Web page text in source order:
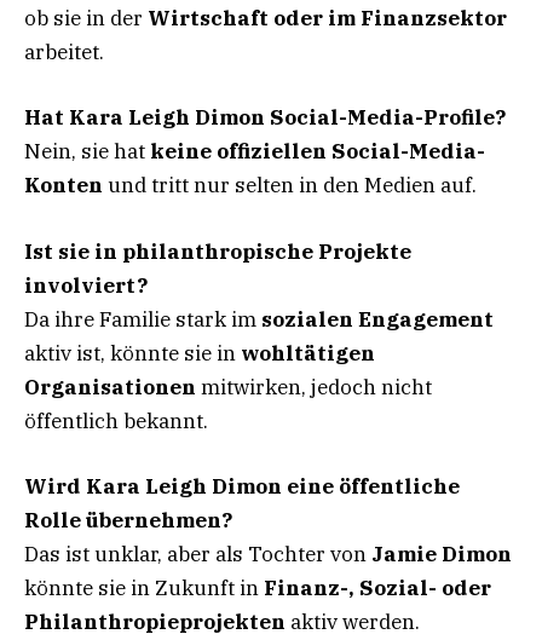
ob sie in der Wirtschaft oder im Finanzsektor
arbeitet.
Hat Kara Leigh Dimon Social-Media-Profile?
Nein, sie hat keine offiziellen Social-Media-
Konten und tritt nur selten in den Medien auf.
Ist sie in philanthropische Projekte
involviert?
Da ihre Familie stark im sozialen Engagement
aktiv ist, könnte sie in wohltätigen
Organisationen mitwirken, jedoch nicht
öffentlich bekannt.
Wird Kara Leigh Dimon eine öffentliche
Rolle übernehmen?
Das ist unklar, aber als Tochter von Jamie Dimon
könnte sie in Zukunft in Finanz-, Sozial- oder
Philanthropieprojekten aktiv werden.